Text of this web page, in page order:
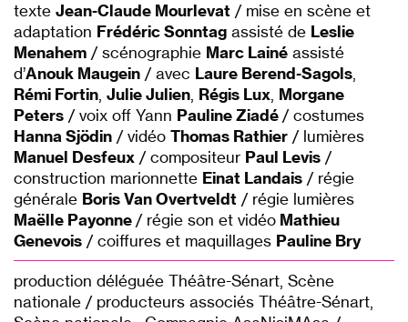
texte Jean-Claude Mourlevat / mise en scène et
adaptation Frédéric Sonntag assisté de Leslie
Menahem / scénographie Marc Lainé assisté
d’Anouk Maugein / avec Laure Berend-Sagols,
Rémi Fortin, Julie Julien, Régis Lux, Morgane
Peters / voix off Yann Pauline Ziadé/ costumes
Hanna Sjödin / vidéo Thomas Rathier / lumières
Manuel Desfeux / compositeur Paul Levis /
construction marionnette Einat Landais / régie
générale Boris Van Overtveldt / régie lumières
Maëlle Payonne/ régie son et vidéo Mathieu
Genevois / coiffures et maquillages Pauline Bry
production déléguée Théâtre-Sénart, Scène
nationale / producteurs associés Théâtre-Sénart,